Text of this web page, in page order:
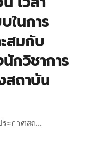
ในการ
สมกับ
กวิชาการ
สถาบัน
ะกาศสถ...